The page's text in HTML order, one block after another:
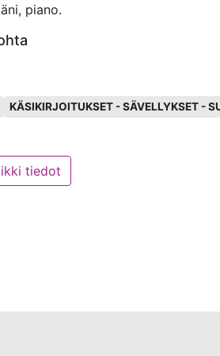
piano.
KÄSIKIRJOITUKSET - SÄVELLYKSET -
tiedot